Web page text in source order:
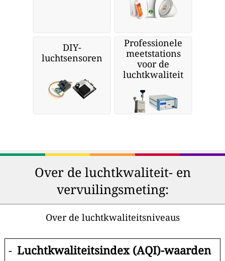
DIY-
luchtsensoren
Professionele
meetstations
voor de
luchtkwaliteit
Over de luchtkwaliteit- en
vervuilingsmeting:
Over de luchtkwaliteitsniveaus
- Luchtkwaliteitsindex (AQI)-waarden